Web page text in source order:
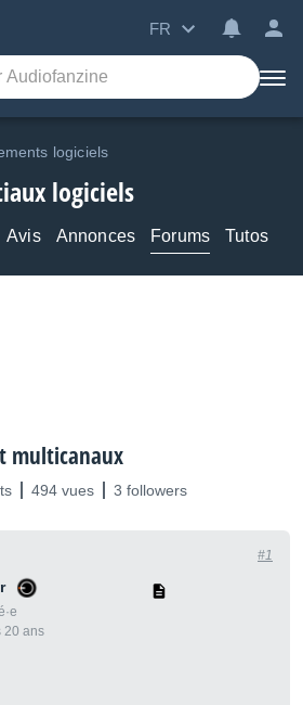
FR
logiciels
logiciels
Avis Annonces Forums Tutos
multicanaux
494 vues 3 followers
20 ans
#1